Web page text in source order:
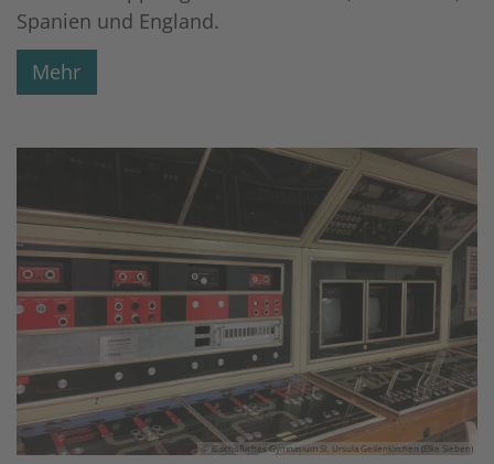
Spanien und England.
Mehr
© Bischöfliches Gymnasium St. Ursula Geilenkirchen (Elke Sieben)